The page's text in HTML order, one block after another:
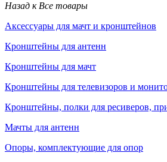
Назад к Все товары
Аксессуары для мачт и кронштейнов
Кронштейны для антенн
Кронштейны для мачт
Кронштейны для телевизоров и
Кронштейны, полки для ресиверов,
Мачты для антенн
Опоры, комплектующие для опор